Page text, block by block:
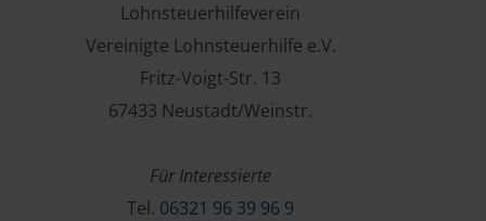
Lohnsteuerhilfeverein
Vereinigte Lohnsteuerhilfe e.V.
Fritz-Voigt-Str. 13
67433 Neustadt/Weinstr.
Für Interessierte
Tel. 06321 96 39 96 9